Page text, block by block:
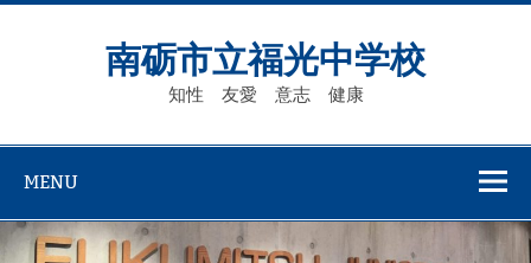
Skip
南砺市立福光中学校
知性 友愛 意志 健康
MENU